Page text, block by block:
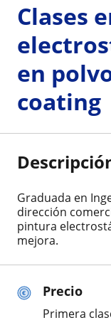
Precio
Primera
Clases
en
coating
Graduada en
dirección
pintura
mejora.